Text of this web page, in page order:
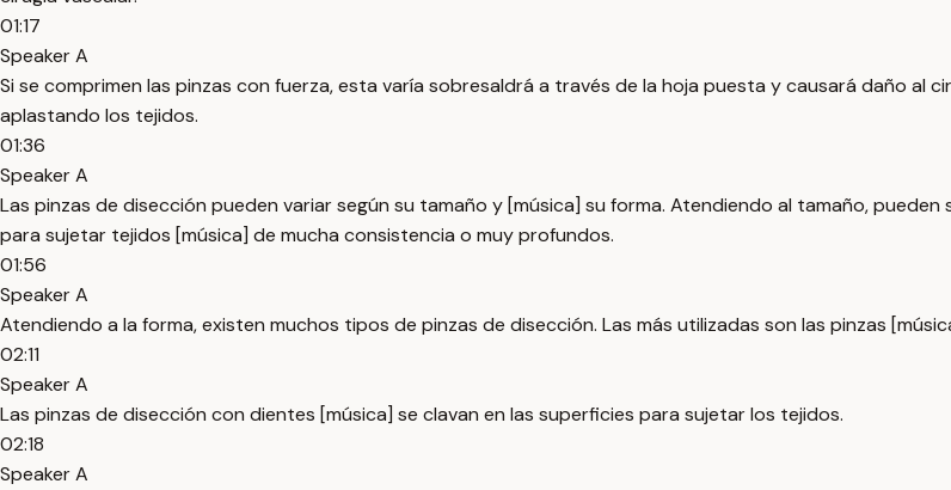
01:17
Speaker A
Si se comprimen las pinzas con fuerza, esta varía sobresaldrá a través de la hoja puesta y causará daño al
aplastando los tejidos.
01:36
Speaker A
Las pinzas de disección pueden variar según su tamaño y [música] su forma. Atendiendo al tamaño,
para sujetar tejidos [música] de mucha consistencia o muy profundos.
01:56
Speaker A
Atendiendo a la forma, existen muchos tipos de pinzas de disección. Las más utilizadas son las pinzas
02:11
Speaker A
Las pinzas de disección con dientes [música] se clavan en las superficies para sujetar los tejidos.
02:18
Speaker A